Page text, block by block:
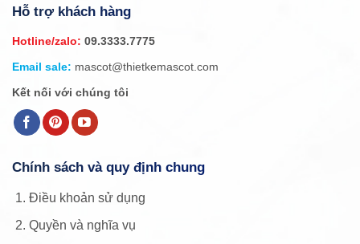
Hỗ trợ khách hàng
Hotline/zalo: 09.3333.7775
Email sale: mascot@thietkemascot.com
Kết nối với chúng tôi
Chính sách và quy định chung
Điều khoản sử dụng
Quyền và nghĩa vụ